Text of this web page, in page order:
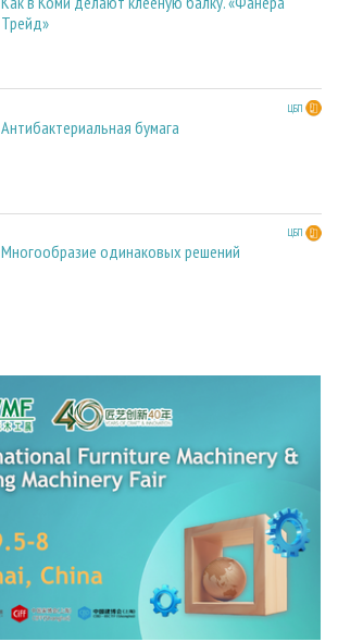
Трейд»
ЦБП
Антибактериальная бумага
ЦБП
Многообразие одинаковых решений